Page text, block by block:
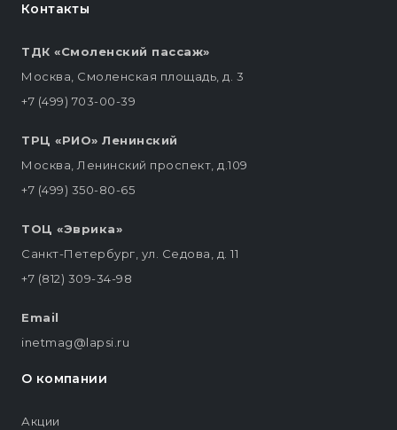
Контакты
ТДК «Смоленский пассаж»
Москва, Смоленская площадь, д. 3
+7 (499) 703-00-39
ТРЦ «РИО» Ленинский
Москва, Ленинский проспект, д.109
+7 (499) 350-80-65
ТОЦ «Эврика»
Санкт-Петербург, ул. Седова, д. 11
+7 (812) 309-34-98
Email
inetmag@lapsi.ru
О компании
Акции